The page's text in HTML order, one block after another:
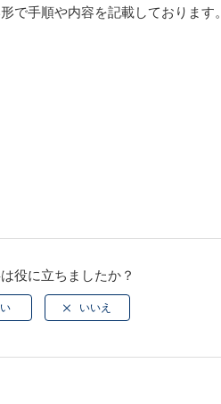
で手順や内容を記載しております。
役に立ちましたか？